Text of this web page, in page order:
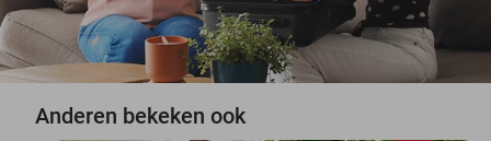
Anderen bekeken ook